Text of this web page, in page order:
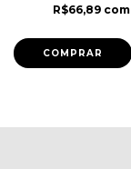
R$66,89 com
COMPRAR